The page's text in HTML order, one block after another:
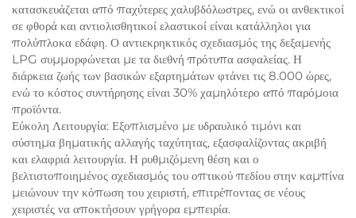
κατασκευάζεται από παχύτερες χαλυβδόλωστρες, ενώ οι ανθεκτικοί
σε φθορά και αντιολισθητικοί ελαστικοί είναι κατάλληλοι για
πολύπλοκα εδάφη. Ο αντιεκρηκτικός σχεδιασμός της δεξαμενής
LPG συμμορφώνεται με τα διεθνή πρότυπα ασφαλείας. Η
διάρκεια ζωής των βασικών εξαρτημάτων φτάνει τις 8.000 ώρες,
ενώ το κόστος συντήρησης είναι 30% χαμηλότερο από παρόμοια
προϊόντα.
Εύκολη Λειτουργία: Εξοπλισμένο με υδραυλικό τιμόνι και
σύστημα βηματικής αλλαγής ταχύτητας, εξασφαλίζοντας ακριβή
και ελαφριά λειτουργία. Η ρυθμιζόμενη θέση και ο
βελτιστοποιημένος σχεδιασμός του οπτικού πεδίου στην καμπίνα
μειώνουν την κόπωση του χειριστή, επιτρέποντας σε νέους
χειριστές να αποκτήσουν γρήγορα εμπειρία.